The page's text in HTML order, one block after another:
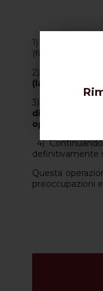
1) Una volta
(fissarlo
2) Dopo aver
(la freccia
3) Quindi,
direzione della
operazione
4)
definitivamente
Questa
preoccupazioni